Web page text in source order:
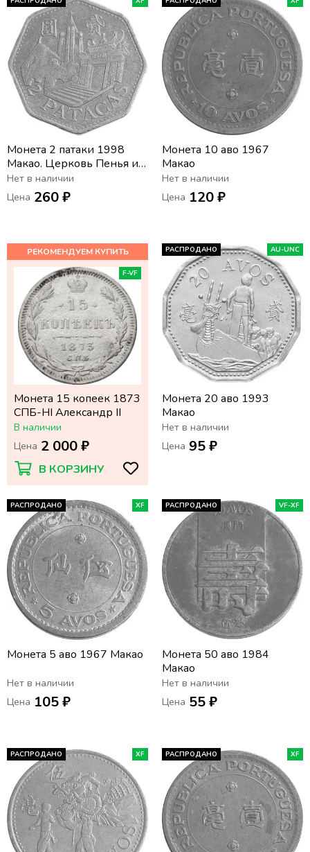
Монета 2 патаки 1998
Макао. Церковь Пенья и
Храм А-ма
Нет в наличии
Цена 260 ₽
Монета 10 аво 1967
Макао
Нет в наличии
Цена 120 ₽
F-VF
Монета 15 копеек 1873
СПБ-НI Александр II
В наличии
Цена 2 000 ₽
В КОРЗИНУ
РАСПРОДАНО AU-UNC
Монета 20 аво 1993
Макао
Нет в наличии
Цена 95 ₽
РАСПРОДАНО XF
Монета 5 аво 1967 Макао
Нет в наличии
Цена 105 ₽
РАСПРОДАНО VF-XF
Монета 50 аво 1984
Макао
Нет в наличии
Цена 55 ₽
РАСПРОДАНО XF РАСПРОДАНО XF